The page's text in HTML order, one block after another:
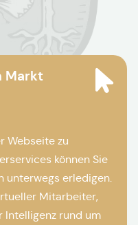
Markt
Webseite zu
können Sie
unterwegs erledigen.
Mitarbeiter,
Intelligenz rund um